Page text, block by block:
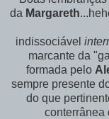
da Margareth
indissociável
marcante da
formada pelo
sempre presente
do que
conterrânea